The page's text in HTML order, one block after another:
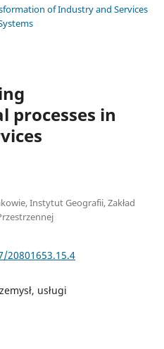
of Industry and Services
in
Instytut Geografii, Zakład
usługi